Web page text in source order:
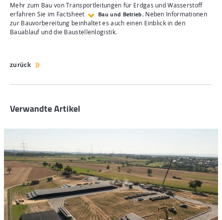
Mehr zum Bau von Transportleitungen für Erdgas und Wasserstoff
erfahren Sie im Factsheet
Bau und Betrieb. Neben Informationen
zur Bauvorbereitung beinhaltet es auch einen Einblick in den
Bauablauf und die Baustellenlogistik.
zurück
Verwandte Artikel